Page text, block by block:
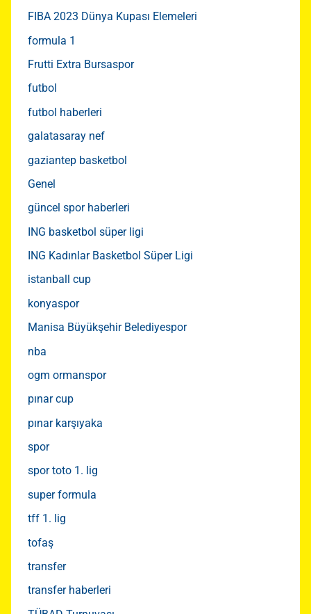
FIBA 2023 Dünya Kupası Elemeleri
formula 1
Frutti Extra Bursaspor
futbol
futbol haberleri
galatasaray nef
gaziantep basketbol
Genel
güncel spor haberleri
ING basketbol süper ligi
ING Kadınlar Basketbol Süper Ligi
istanball cup
konyaspor
Manisa Büyükşehir Belediyespor
nba
ogm ormanspor
pınar cup
pınar karşıyaka
spor
spor toto 1. lig
super formula
tff 1. lig
tofaş
transfer
transfer haberleri